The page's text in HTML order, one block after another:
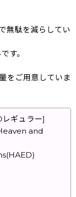
無駄を減らしてい
す。
をご用意していま
ギュラー]
and